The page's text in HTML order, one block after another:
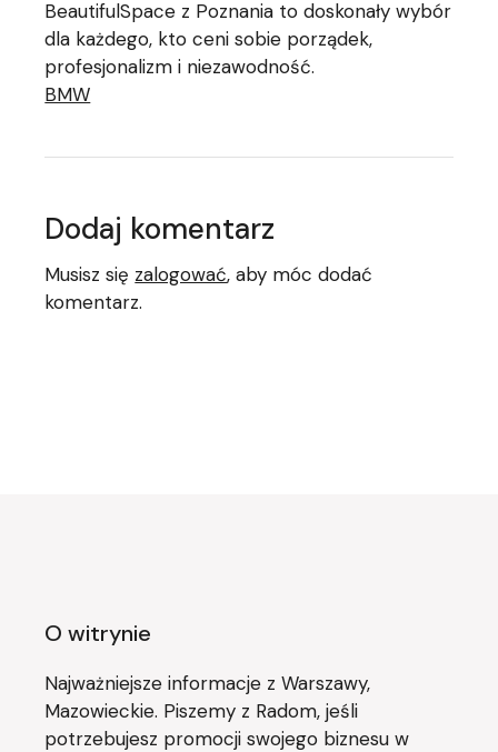
BeautifulSpace z Poznania to doskonały wybór
dla każdego, kto ceni sobie porządek,
profesjonalizm i niezawodność.
BMW
Dodaj komentarz
Musisz się zalogować, aby móc dodać
komentarz.
O witrynie
Najważniejsze informacje z Warszawy,
Mazowieckie. Piszemy z Radom, jeśli
potrzebujesz promocji swojego biznesu w